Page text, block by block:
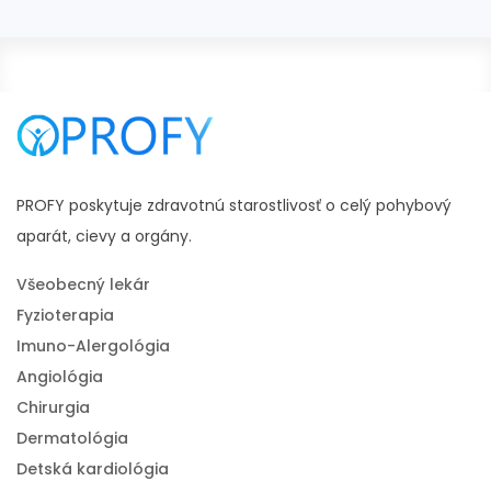
PROFY poskytuje zdravotnú starostlivosť o celý pohybový
aparát, cievy a orgány.
Všeobecný lekár
Fyzioterapia
Imuno-Alergológia
Angiológia
Chirurgia
Dermatológia
Detská kardiológia